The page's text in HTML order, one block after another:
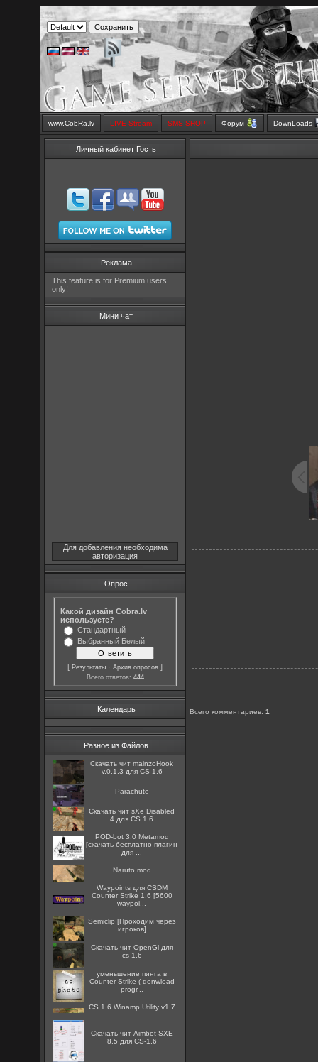
www.CobRa.lv LIVE Stream SMS SHOP Форум DownLoads
Личный кабинет Гость
Реклама
This feature is for Premium users
only!
Мини чат
Для добавления необходима
авторизация
Опрос
Какой дизайн Cobra.lv
используете?
Стандартный
Выбранный Белый
[Результаты ·Архив опросов ]
Всего ответов: 444
Календарь
Разное из Файлов
Скачать чит mainzoHook
v.0.1.3 для CS 1.6
Parachute
Скачать чит sXe Disabled
4 для CS 1.6
POD-bot 3.0 Metamod
[скачать бесплатно плагин
для ...
Naruto mod
Waypoints для CSDM
Counter Strike 1.6 [5600
waypoi...
Semiclip [Проходим через
игроков]
Скачать чит OpenGl для
cs-1.6
уменьшение пинга в
Counter Strike ( donwload
progr...
CS 1.6 Winamp Utility v1.7
Скачать чит Aimbot SXE
8.5 для CS-1.6
Всего комментариев:1